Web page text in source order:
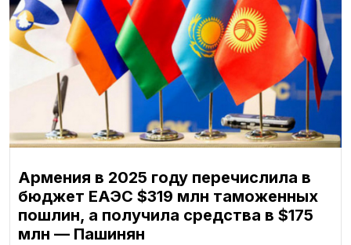
Армения в 2025 году перечислила в
бюджет ЕАЭС $319 млн таможенных
пошлин, а получила средства в $175
млн — Пашинян